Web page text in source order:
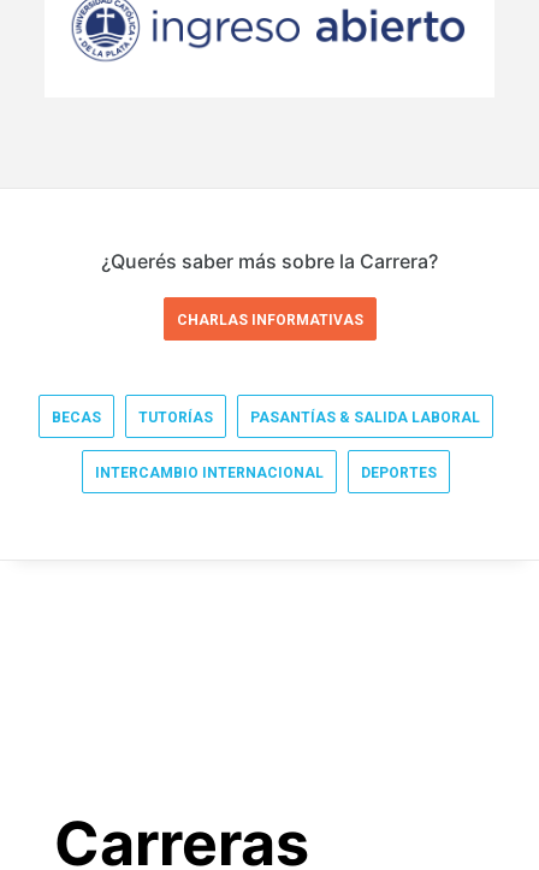
¿Querés saber más sobre la Carrera?
CHARLAS INFORMATIVAS
BECAS TUTORÍAS PASANTÍAS & SALIDA LABORAL
INTERCAMBIO INTERNACIONAL DEPORTES
Carreras